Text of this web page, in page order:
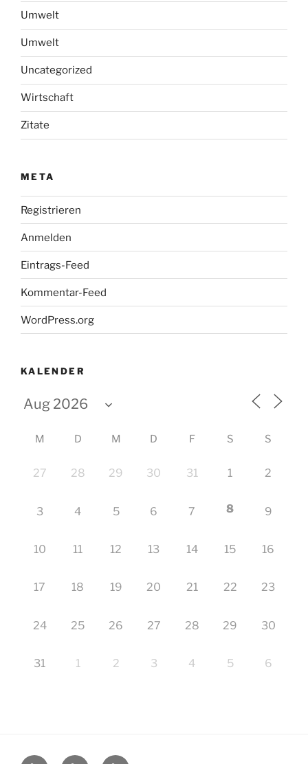
Umwelt
Umwelt
Uncategorized
Wirtschaft
Zitate
META
Registrieren
Anmelden
Eintrags-Feed
Kommentar-Feed
WordPress.org
KALENDER
M D M D F S S
27 28 29 30 31 1 2
3 4 5 6 7 8 9
10 11 12 13 14 15 16
17 18 19 20 21 22 23
24 25 26 27 28 29 30
31 1 2 3 4 5 6